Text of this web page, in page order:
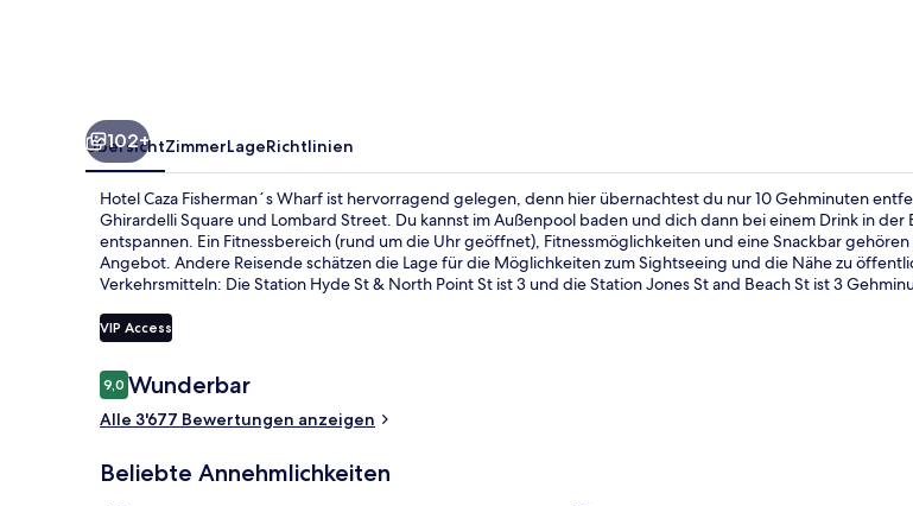
102+
ÜbersichtZimmerLageRichtlinien
Hotel Caza Fisherman´s Wharf ist hervorragend gelegen, denn hier übernachtest du nur 10 Gehminuten
Ghirardelli Square und Lombard Street. Du kannst im Außenpool baden und dich dann bei einem Drink in der
entspannen. Ein Fitnessbereich (rund um die Uhr geöffnet), Fitnessmöglichkeiten und eine Snackbar
Angebot. Andere Reisende schätzen die Lage für die Möglichkeiten zum Sightseeing und die Nähe zu
Verkehrsmitteln: Die Station Hyde St & North Point St ist 3 und die Station Jones St and Beach St ist 3
VIP Access
Bewertungen
9,09,0 von 10.
Wunderbar
Alle 3'677 Bewertungen anzeigen
Beliebte Annehmlichkeiten